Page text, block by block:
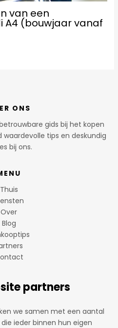
van een
A4 (bouwjaar vanaf
ONS
gids bij het kopen
tips en deskundig
bij ons.
Thuis
Over
Blog
partners
we samen met een aantal
ieder binnen hun eigen